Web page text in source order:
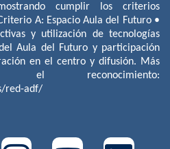
cumplir los criterios
A: Espacio Aula del Futuro •
y utilización de tecnologías
Aula del Futuro y participación
en el centro y difusión. Más
el reconocimiento:
red-adf/